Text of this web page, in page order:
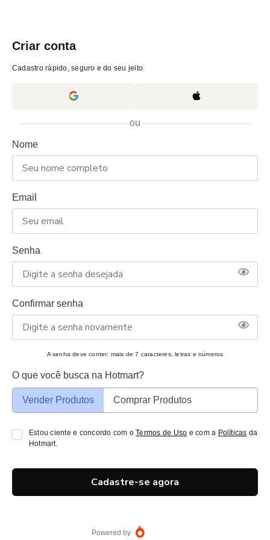
Criar conta
Cadastro rápido, seguro e do seu jeito.
ou
Nome
Email
Senha
Confirmar senha
A senha deve conter: mais de 7 caracteres, letras e números
O que você busca na Hotmart?
Vender Produtos Comprar Produtos
Estou ciente e concordo com oTermos de Uso e com a Políticas da
Hotmart.
Cadastre-se agora
Powered by